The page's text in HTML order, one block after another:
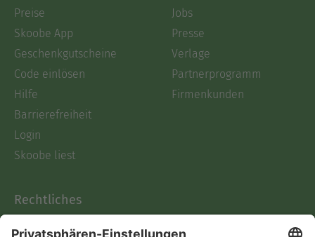
Preise
Skoobe App
Geschenkgutscheine
Code einlösen
Hilfe
Barrierefreiheit
Login
Skoobe liest
Jobs
Presse
Verlage
Partnerprogramm
Firmenkunden
Rechtliches